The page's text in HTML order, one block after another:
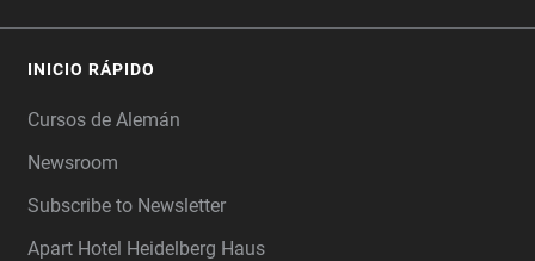
INICIO RÁPIDO
Cursos de Alemán
Newsroom
Subscribe to Newsletter
Apart Hotel Heidelberg Haus